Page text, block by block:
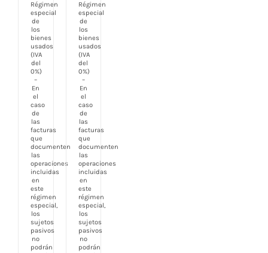
Régimen
especial
de
los
bienes
usados
(IVA
del
0%)
–
En
el
caso
de
las
facturas
que
documenten
las
operaciones
incluidas
en
este
régimen
especial,
los
sujetos
pasivos
no
podrán
Régimen
especial
de
los
bienes
usados
(IVA
del
0%)
–
En
el
caso
de
las
facturas
que
documenten
las
operaciones
incluidas
en
este
régimen
especial,
los
sujetos
pasivos
no
podrán